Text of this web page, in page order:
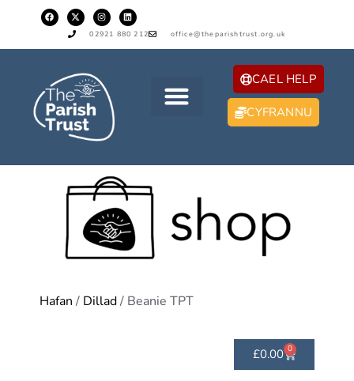
02921 880 212 office@theparishtrust.org.uk
CAEL HELP
CYFRANNU
Hafan / Dillad/ Beanie TPT
£0.00 0